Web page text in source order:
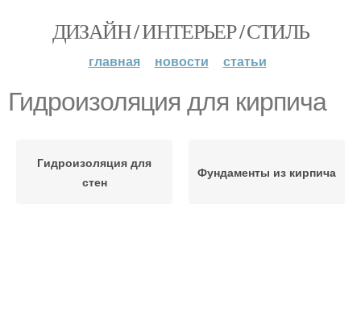
ДИЗАЙН / ИНТЕРЬЕР / СТИЛЬ
главная новости статьи
Гидроизоляция для кирпича
Гидроизоляция для
стен
Фундаменты из кирпича